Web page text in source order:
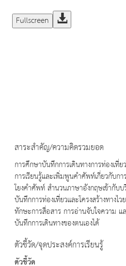
Fullscreen
สาระสำคัญ/ความคิดรวมยอด
การศึกษาบันทึกการเดินทางการท่องเที่ย
การเรียนรู้และเพิ่มพูนคำศัพท์เกี่ยวกับก
โยงคำศัพท์ สำนวนภาษาอังกฤษเข้ากับ
บันทึกการท่องเที่ยวและโครงสร้างทาง
ทักษะการสื่อสาร การอ่านจับใจความ แ
บันทึกการเดินทางของตนเองได้
ตัวชี้วัด/จุดประสงค์การเรียนรู้
ตัวชี้วัด